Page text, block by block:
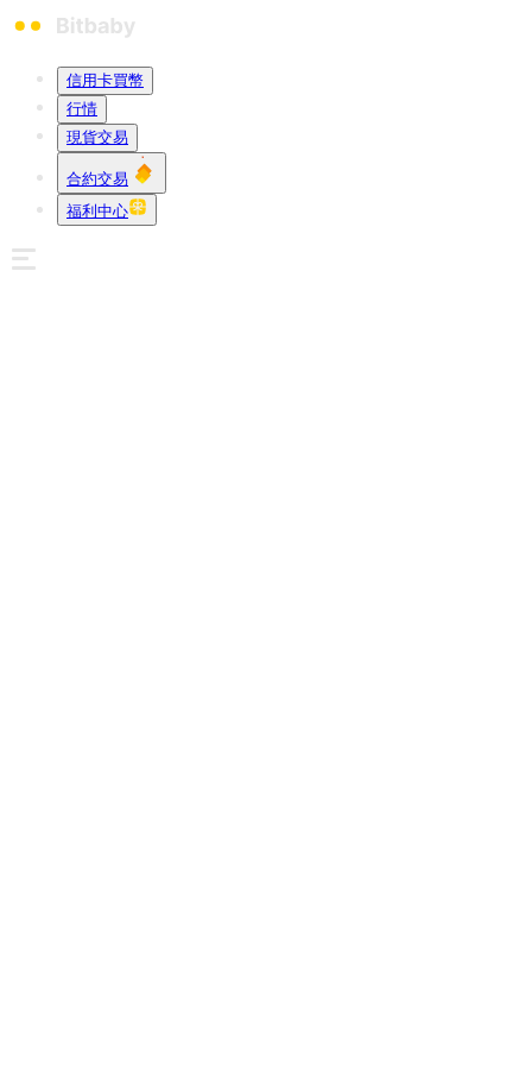
信用卡買幣
行情
現貨交易
合約交易
福利中心